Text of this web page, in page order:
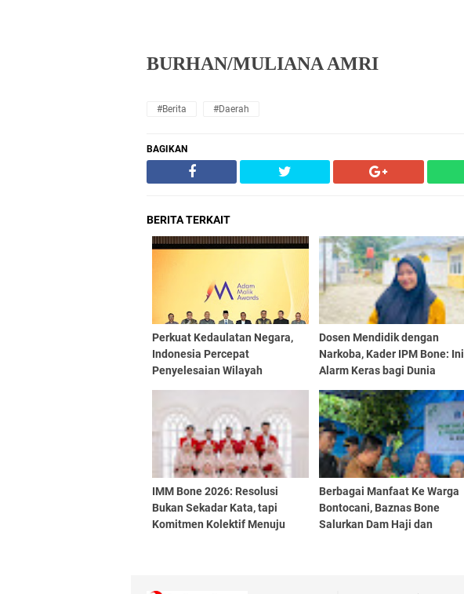
BURHAN/MULIANA AMRI
#Berita #Daerah
BAGIKAN
BERITA TERKAIT
Perkuat Kedaulatan Negara,
Indonesia Percepat
Penyelesaian Wilayah
Dosen Mendidik dengan
Narkoba, Kader IPM Bone: Ini
Alarm Keras bagi Dunia
IMM Bone 2026: Resolusi
Bukan Sekadar Kata, tapi
Komitmen Kolektif Menuju
Berbagai Manfaat Ke Warga
Bontocani, Baznas Bone
Salurkan Dam Haji dan